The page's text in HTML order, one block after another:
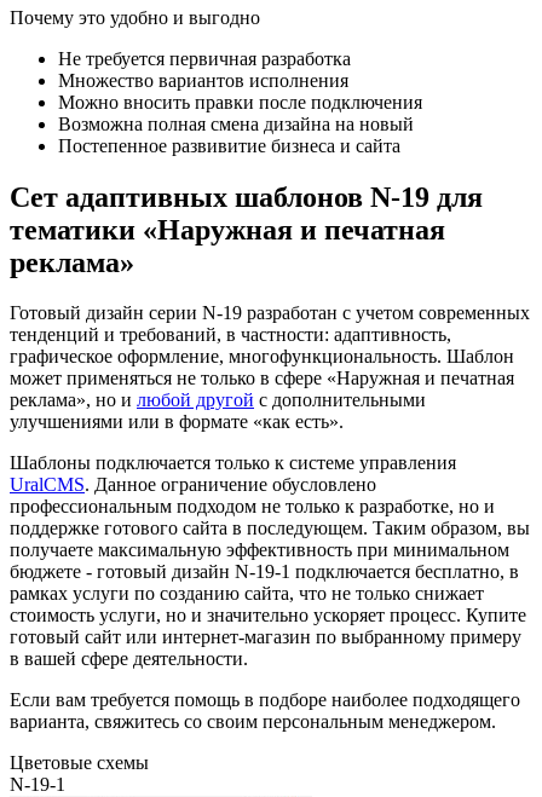
Почему это удобно и выгодно
Не требуется первичная разработка
Множество вариантов исполнения
Можно вносить правки после подключения
Возможна полная смена дизайна на новый
Постепенное развивитие бизнеса и сайта
Сет адаптивных шаблонов N-19 для
тематики «Наружная и печатная
реклама»
Готовый дизайн серии N-19 разработан с учетом современных
тенденций и требований, в частности: адаптивность,
графическое оформление, многофункциональность. Шаблон
может применяться не только в сфере «Наружная и печатная
реклама», но и любой другой с дополнительными
улучшениями или в формате «как есть».
Шаблоны подключается только к системе управления
UralCMS. Данное ограничение обусловлено
профессиональным подходом не только к разработке, но и
поддержке готового сайта в последующем. Таким образом, вы
получаете максимальную эффективность при минимальном
бюджете - готовый дизайн N-19-1 подключается бесплатно, в
рамках услуги по созданию сайта, что не только снижает
стоимость услуги, но и значительно ускоряет процесс. Купите
готовый сайт или интернет-магазин по выбранному примеру
в вашей сфере деятельности.
Если вам требуется помощь в подборе наиболее подходящего
варианта, свяжитесь со своим персональным менеджером.
Цветовые схемы
N-19-1